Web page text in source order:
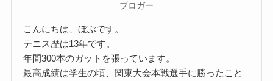
ブロガー
こんにちは、ぼぶです。
テニス歴は13年です。
年間300本のガットを張っています。
最高成績は学生の頃、関東大会本戦選手に勝ったこと